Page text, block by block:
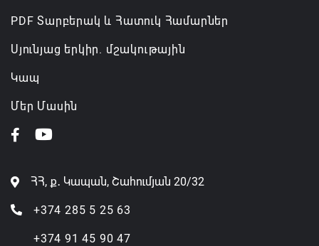
PDF Տարբերակ և Հատուկ Համարներ
Սյունյաց երկիր. մշակութային
Կապ
Մեր Մասին
ՀՀ, ք․ Կապան, Շահումյան 20/32
+374 285 5 25 63
+374 91 45 90 47